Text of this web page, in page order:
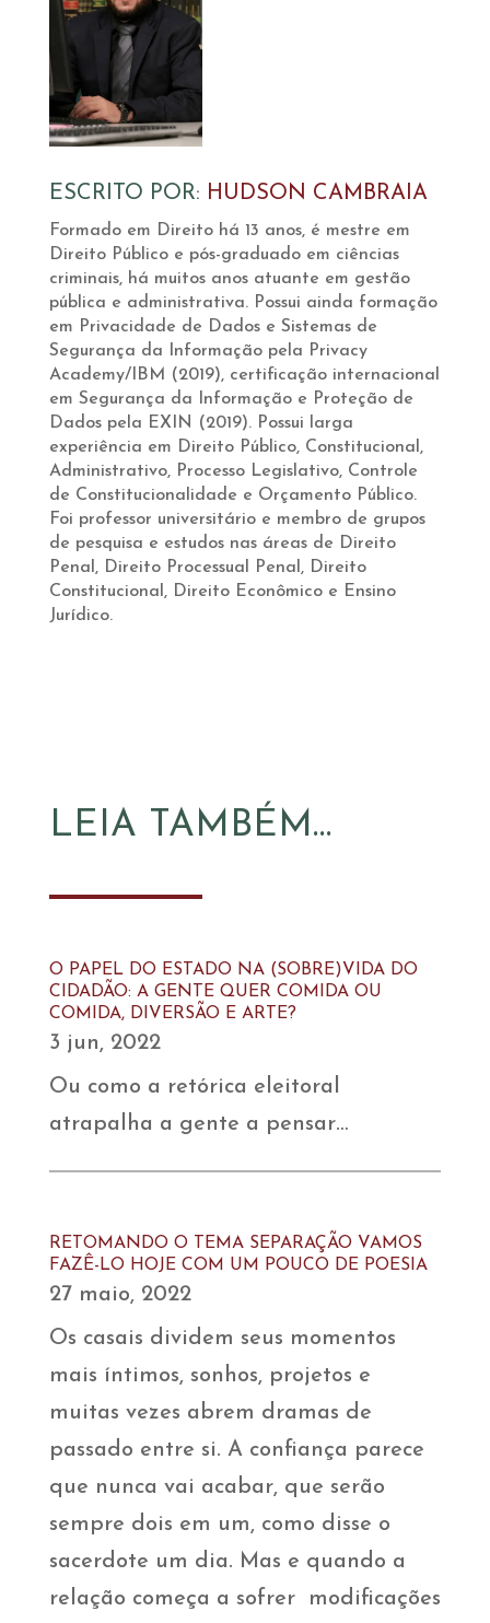
ESCRITO POR: HUDSON CAMBRAIA
Formado em Direito há 13 anos, é mestre em
Direito Público e pós-graduado em ciências
criminais, há muitos anos atuante em gestão
pública e administrativa. Possui ainda formação
em Privacidade de Dados e Sistemas de
Segurança da Informação pela Privacy
Academy/IBM (2019), certificação internacional
em Segurança da Informação e Proteção de
Dados pela EXIN (2019). Possui larga
experiência em Direito Público, Constitucional,
Administrativo, Processo Legislativo, Controle
de Constitucionalidade e Orçamento Público.
Foi professor universitário e membro de grupos
de pesquisa e estudos nas áreas de Direito
Penal, Direito Processual Penal, Direito
Constitucional, Direito Econômico e Ensino
Jurídico.
LEIA TAMBÉM…
O PAPEL DO ESTADO NA (SOBRE)VIDA DO
CIDADÃO: A GENTE QUER COMIDA OU
COMIDA, DIVERSÃO E ARTE?
3 jun, 2022
Ou como a retórica eleitoral
atrapalha a gente a pensar…
RETOMANDO O TEMA SEPARAÇÃO VAMOS
FAZÊ-LO HOJE COM UM POUCO DE POESIA
27 maio, 2022
Os casais dividem seus momentos
mais íntimos, sonhos, projetos e
muitas vezes abrem dramas de
passado entre si. A confiança parece
que nunca vai acabar, que serão
sempre dois em um, como disse o
sacerdote um dia. Mas e quando a
relação começa a sofrer modificações